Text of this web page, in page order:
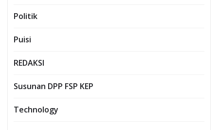
Politik
Puisi
REDAKSI
Susunan DPP FSP KEP
Technology